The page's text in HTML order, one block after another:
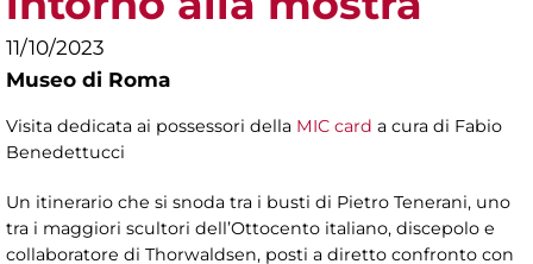
11/10/2023
Museo di Roma
Visita dedicata ai possessori della MIC card a cura di Fabio
Benedettucci
Un itinerario che si snoda tra i busti di Pietro Tenerani, uno
tra i maggiori scultori dell’Ottocento italiano, discepolo e
collaboratore di Thorwaldsen, posti a diretto confronto con